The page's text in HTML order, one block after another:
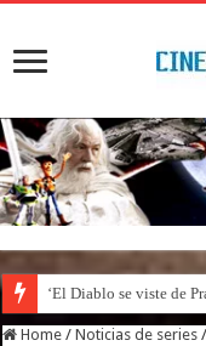
‘El Diablo se viste de
Home / Noticias de series /